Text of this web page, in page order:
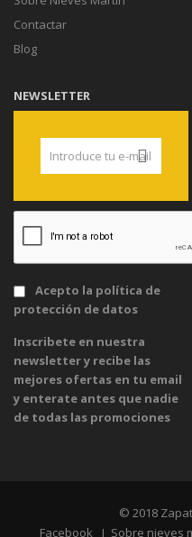
Contactar
Blog
NEWSLETTER
Acepto la política de
protección de datos
Inscribete en nuestra
newsletter y recibe las
mejores ofertas en tu email
y enterate antes que nadie
de todas las promociones
© 2018
Facebook
Sobre nieves